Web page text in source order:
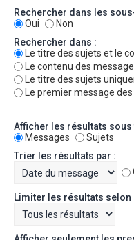
Rechercher dans les
Oui
Non
Rechercher dans :
Le titre des sujets et le
Le contenu des
Le titre des sujets
Le premier message
Afficher les résultats sous
Messages
Sujets
Trier les résultats par :
Limiter les résultats selon